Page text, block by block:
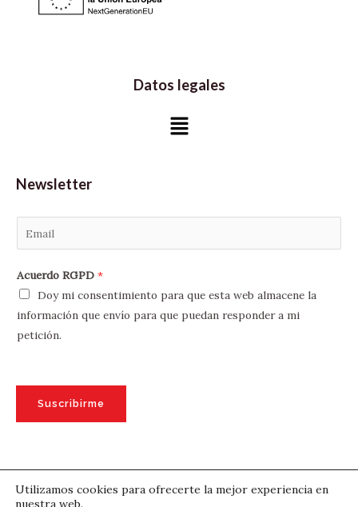
Datos legales
Menú
Newsletter
m
Acuerdo RGPD *
Doy mi consentimiento para que esta web almacene la
información que envío para que puedan responder a mi
petición.
Suscribirme
Utilizamos cookies para ofrecerte la mejor experiencia en
nuestra web.